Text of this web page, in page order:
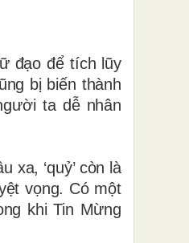
đạo để tích lũy
bị biến thành
ta dễ nhân
‘quỷ’ còn là
vọng. Có một
khi Tin Mừng